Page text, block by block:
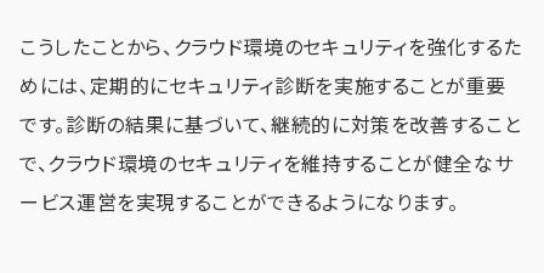
こうしたことから、クラウド環境のセキュリティを強化するた
めには、定期的にセキュリティ診断を実施することが重要
です。診断の結果に基づいて、継続的に対策を改善すること
で、クラウド環境のセキュリティを維持することが健全なサ
ービス運営を実現することができるようになります。